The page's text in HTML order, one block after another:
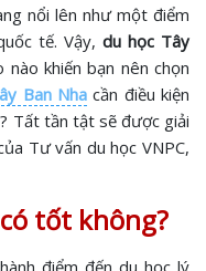
nổi lên như một điểm
tế. Vậy,du học Tây
khiến bạn nên chọn
Ban Nha cần điều kiện
Tất tần tật sẽ được giải
Tư vấn du học VNPC,
tốt không?
điểm đến du học lý